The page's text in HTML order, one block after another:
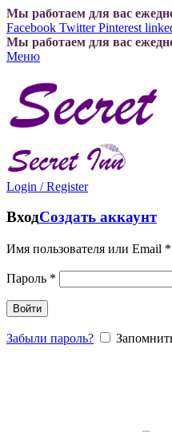
Мы работаем для вас
Facebook Twitter Pinterest
Мы работаем для вас
Меню
Login / Register
ВходСоздать аккаунт
Имя пользователя или Email *
Пароль *
Войти
Забыли пароль?